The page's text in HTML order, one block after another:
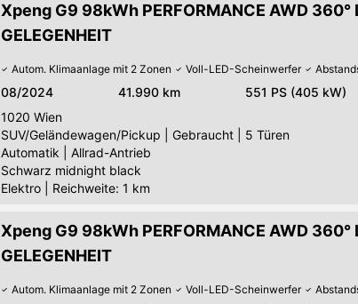
Xpeng G9 98kWh PERFORMANCE AWD 360°
GELEGENHEIT
Autom. Klimaanlage mit 2 Zonen Voll-LED-Scheinwerfer
08/2024 41.990 km 551 PS (405 kW)
1020 Wien
SUV/Geländewagen/Pickup
Gebraucht
5 Türen
Automatik
Allrad-Antrieb
Schwarz midnight black
Elektro
Reichweite: 1 km
Xpeng G9 98kWh PERFORMANCE AWD 360°
GELEGENHEIT
Autom. Klimaanlage mit 2 Zonen Voll-LED-Scheinwerfer